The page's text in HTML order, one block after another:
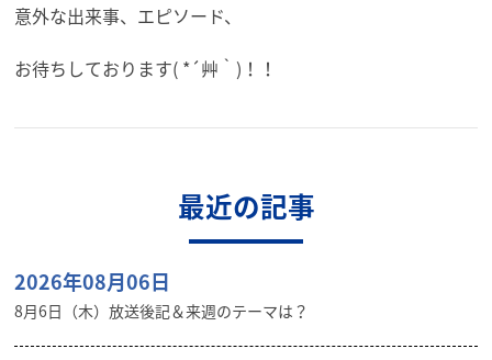
意外な出来事、エピソード、
お待ちしております( *´艸｀)！！
最近の記事
2026年08月06日
8月6日（木）放送後記＆来週のテーマは？